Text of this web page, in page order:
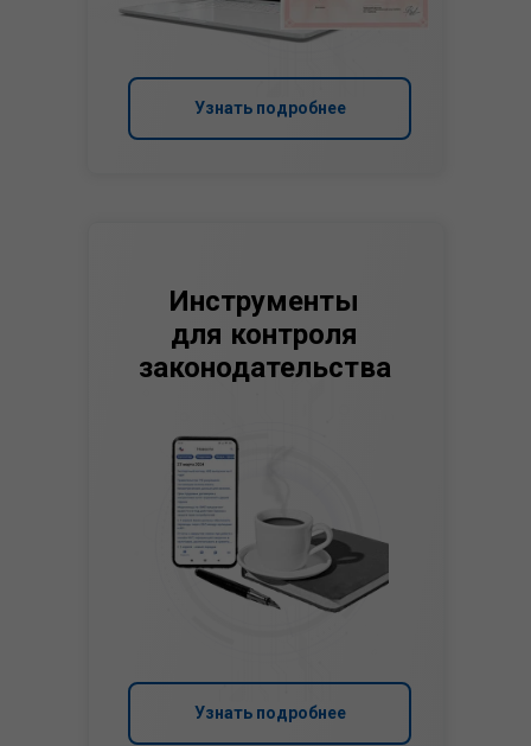
Узнать подробнее
Инструменты
для контроля
законодательства
Узнать подробнее